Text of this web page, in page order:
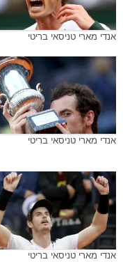
אנדי מארי טניסאי בריטי
אנדי מארי טניסאי בריטי
אנדי מארי טניסאי בריטי